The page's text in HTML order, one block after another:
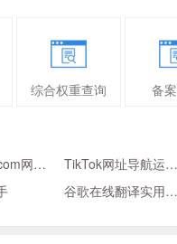
综合权重查询 备
google123.com网站大全
TikTok网址导航
谷歌在线翻译